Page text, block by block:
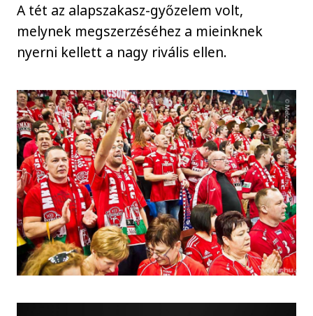
A tét az alapszakasz-győzelem volt,
melynek megszerzéséhez a mieinknek
nyerni kellett a nagy rivális ellen.